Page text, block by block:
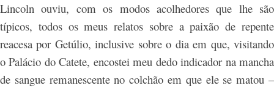
Lincoln ouviu, com os modos acolhedores que lhe são
típicos, todos os meus relatos sobre a paixão de repente
reacesa por Getúlio, inclusive sobre o dia em que, visitando
o Palácio do Catete, encostei meu dedo indicador na mancha
de sangue remanescente no colchão em que ele se matou –